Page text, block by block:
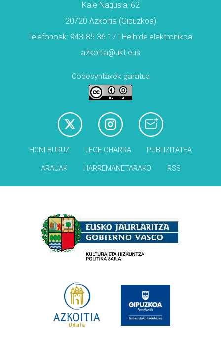
Kale Nagusia, 62
20720 Azkoitia (Gipuzkoa)
Telefonoak: 943-85 36 17 | Helbide elektronikoa:
azkoitia@ukt.eus
Codesyntaxek garatua
HONI BURUZ LEGE OHARRA PUBLIZITATEA
ARAUAK HARREMANETARAKO RSS